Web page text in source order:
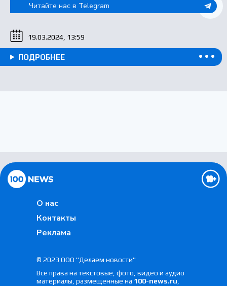
Читайте нас в Telegram
19.03.2024, 13:59
ПОДРОБНЕЕ
ПОДВАЛ
О нас
Контакты
Реклама
© 2023 ООО "Делаем новости"
Все права на текстовые, фото, видео и аудио
материалы, размещенные на 100-news.ru